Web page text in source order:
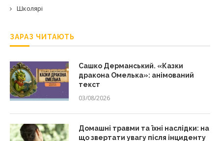
Школярі
ЗАРАЗ ЧИТАЮТЬ
Сашко Дерманський. «Казки
дракона Омелька»: анімований
текст
03/08/2026
Домашні травми та їхні наслідки: на
що звертати увагу після інциденту